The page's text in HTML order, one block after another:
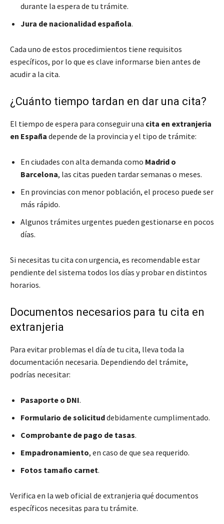
durante la espera de tu trámite.
Jura de nacionalidad española.
Cada uno de estos procedimientos tiene requisitos
específicos, por lo que es clave informarse bien antes de
acudir a la cita.
¿Cuánto tiempo tardan en dar una cita?
El tiempo de espera para conseguir una cita en extranjeria
en España depende de la provincia y el tipo de trámite:
En ciudades con alta demanda como Madrid o
Barcelona, las citas pueden tardar semanas o meses.
En provincias con menor población, el proceso puede ser
más rápido.
Algunos trámites urgentes pueden gestionarse en pocos
días.
Si necesitas tu cita con urgencia, es recomendable estar
pendiente del sistema todos los días y probar en distintos
horarios.
Documentos necesarios para tu cita en
extranjeria
Para evitar problemas el día de tu cita, lleva toda la
documentación necesaria. Dependiendo del trámite,
podrías necesitar:
Pasaporte o DNI.
Formulario de solicituddebidamente cumplimentado.
Comprobante de pago de tasas.
Empadronamiento, en caso de que sea requerido.
Fotos tamaño carnet.
Verifica en la web oficial de extranjeria qué documentos
específicos necesitas para tu trámite.